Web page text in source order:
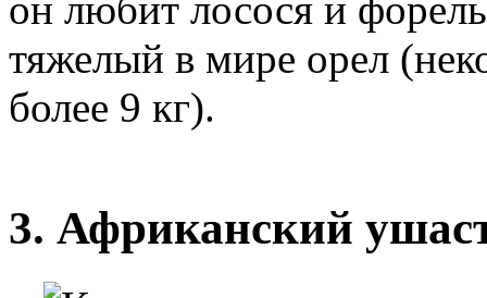
тяжелый в мире орел
более 9 кг).
3. Африканский